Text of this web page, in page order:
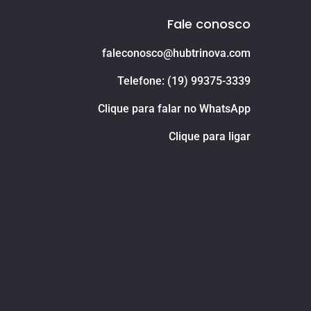
Fale conosco
faleconosco@hubtrinova.com
Telefone: (19) 99375-3339
Clique para falar no WhatsApp
Clique para ligar